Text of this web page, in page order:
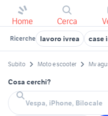
Home Cerca
Ricerche lavoro ivrea case
Subito Moto e scooter Mv
Cosa cerchi?